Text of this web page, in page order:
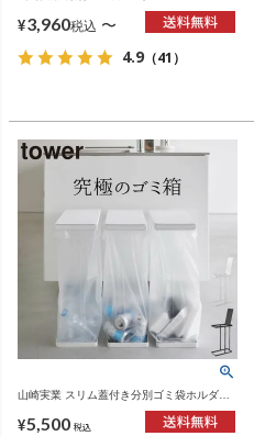
¥3,960税込 〜
4.9 （41）
山崎実業 スリム蓋付き分別ゴミ袋ホルダー
シリーズ・ゴミ箱
¥5,500 税込